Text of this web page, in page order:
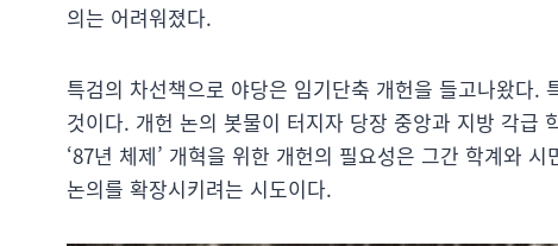
의는 어려워졌다.
특검의 차선책으로 야당은 임기단축 개헌을 들고나왔다.
것이다. 개헌 논의 봇물이 터지자 당장 중앙과 지방 각급
‘87년 체제’ 개혁을 위한 개헌의 필요성은 그간 학계와
논의를 확장시키려는 시도이다.